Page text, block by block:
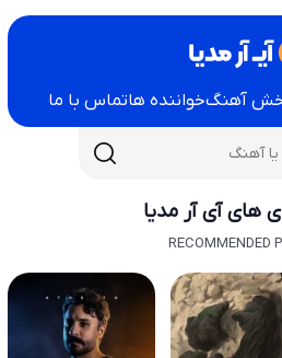
آهنگخواننده هاتماس با ما
های آی آر مدیا
RECOMMENDED